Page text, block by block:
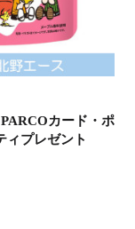
カード・ポ
ィプレゼント